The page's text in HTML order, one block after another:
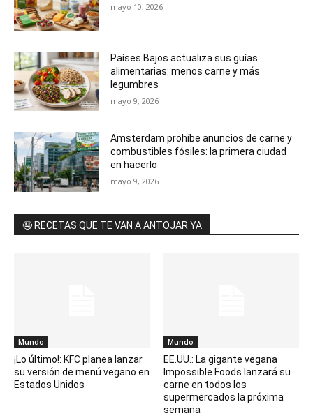
mayo 10, 2026
Países Bajos actualiza sus guías
alimentarias: menos carne y más
legumbres
mayo 9, 2026
Amsterdam prohíbe anuncios de carne y
combustibles fósiles: la primera ciudad
en hacerlo
mayo 9, 2026
🤤 RECETAS QUE TE VAN A ANTOJAR YA
Mundo
¡Lo último!: KFC planea lanzar
su versión de menú vegano en
Estados Unidos
Mundo
EE.UU.: La gigante vegana
Impossible Foods lanzará su
carne en todos los
supermercados la próxima
semana